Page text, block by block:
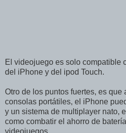
El videojuego es solo compatible
del iPhone y del ipod Touch.
Otro de los puntos fuertes, es que
consolas portátiles, el iPhone
y un sistema de multiplayer nato,
como combatir el ahorro de